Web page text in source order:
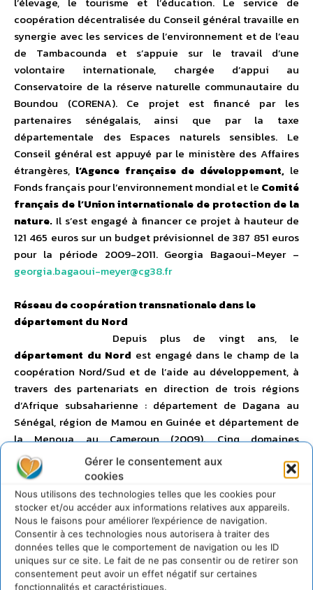
Gérer le consentement aux
cookies
Nous utilisons des technologies telles que les cookies pour
stocker et/ou accéder aux informations relatives aux appareils.
Nous le faisons pour améliorer l’expérience de navigation.
Consentir à ces technologies nous autorisera à traiter des
données telles que le comportement de navigation ou les ID
uniques sur ce site. Le fait de ne pas consentir ou de retirer son
consentement peut avoir un effet négatif sur certaines
fonctionnalités et caractéristiques.
coopération décentralisée du Conseil général travaille en
synergie avec les services de l’environnement et de l’eau
de Tambacounda et s’appuie sur le travail d’une
volontaire internationale, chargée d’appui au
Conservatoire de la réserve naturelle communautaire du
Boundou (CORENA). Ce projet est financé par les
partenaires sénégalais, ainsi que par la taxe
départementale des Espaces naturels sensibles. Le
Conseil général est appuyé par le ministère des Affaires
étrangères, l’Agence française de développement, le
Fonds français pour l’environnement mondial et le Comité
français de l’Union internationale de protection de la
nature. Il s’est engagé à financer ce projet à hauteur de
121 465 euros sur un budget prévisionnel de 387 851 euros
pour la période 2009-2011. Georgia Bagaoui-Meyer –
georgia.bagaoui-meyer@cg38.fr
Réseau de coopération transnationale dans le
département du Nord
Depuis plus de vingt ans, le
département du Nord est engagé dans le champ de la
coopération Nord/Sud et de l’aide au développement, à
travers des partenariats en direction de trois régions
d’Afrique subsaharienne : département de Dagana au
Sénégal, région de Mamou en Guinée et département de
la Menoua au Cameroun (2009). Cinq domaines
d’intervention sont concernés : gouvernance, santé et
action sociale, éducation, culture et francophonie,
environnement et développement durable. Cette dernière
thématique occupe désormais une place de premier plan
et apparaît transversale à l’ensemble des actions : appui à
la réalisation de plans locaux de développement,
sensibilisation et formation des élus et techniciens,
soutien à l’autonomisation énergétique d’infrastructures